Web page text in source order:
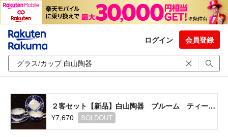
ログイン 会員登録
２客セット【新品】白山陶器 ブルーム ティーカップ＆ソーサー
¥7,670
SOLDOUT